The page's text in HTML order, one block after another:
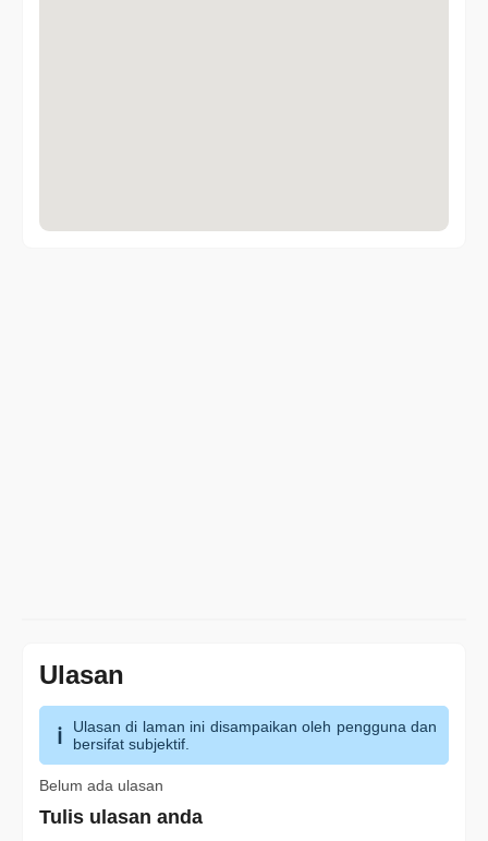
Ulasan
Ulasan di laman ini disampaikan oleh pengguna dan
bersifat subjektif.
Belum ada ulasan
Tulis ulasan anda